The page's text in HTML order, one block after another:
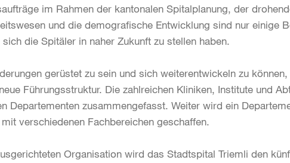
im Rahmen der kantonalen Spitalplanung, der
und die demografische Entwicklung sind nur einige
die Spitäler in naher Zukunft zu stellen haben.
gerüstet zu sein und sich weiterentwickeln zu
Führungsstruktur. Die zahlreichen Kliniken, Institute und
Departementen zusammengefasst. Weiter wird ein
verschiedenen Fachbereichen geschaffen.
Organisation wird das Stadtspital Triemli den